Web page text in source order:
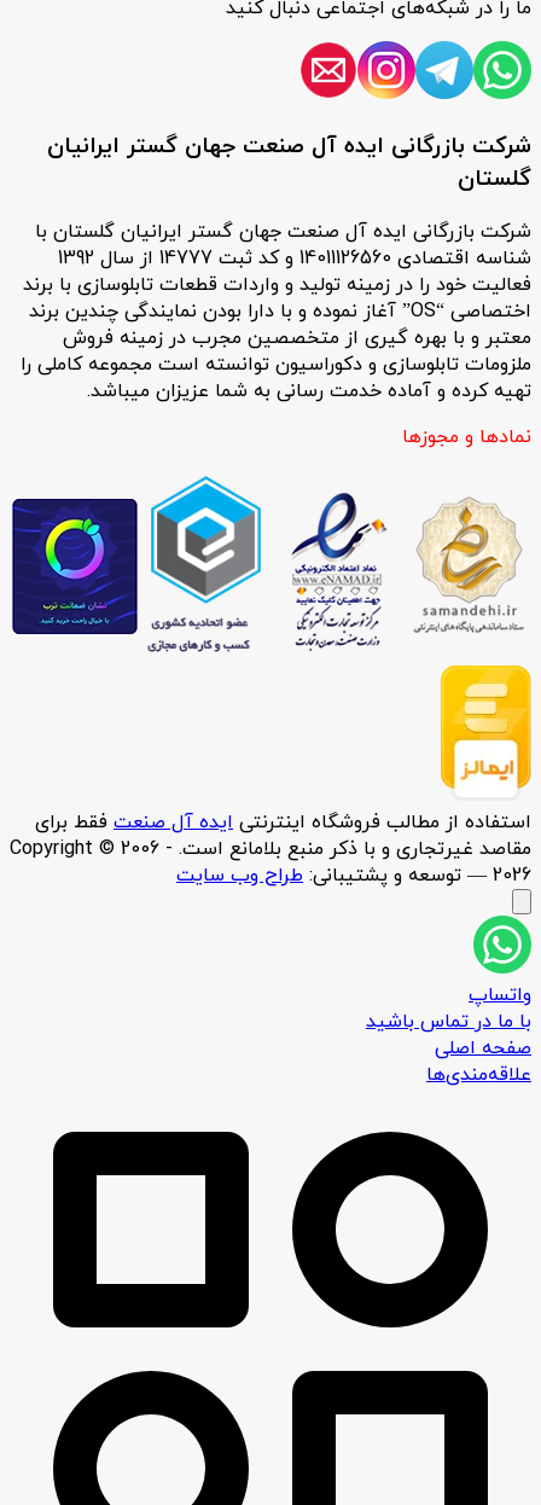
ما را در شبکه‌های اجتماعی دنبال کنید
شرکت بازرگانی ایده آل صنعت جهان گستر ایرانیان
گلستان
شرکت بازرگانی ایده آل صنعت جهان گستر ایرانیان گلستان با
شناسه اقتصادی 14011126560 و کد ثبت 14777 از سال 1392
فعالیت خود را در زمینه تولید و واردات قطعات تابلوسازی با برند
اختصاصی “OS” آغاز نموده و با دارا بودن نمایندگی چندین برند
معتبر و با بهره گیری از متخصصین مجرب در زمینه فروش
ملزومات تابلوسازی و دکوراسیون توانسته است مجموعه کاملی را
تهیه کرده و آماده خدمت رسانی به شما عزیزان میباشد.
نمادها و مجوزها
استفاده از مطالب فروشگاه اینترنتی ایده آل صنعت فقط برای
مقاصد غیرتجاری و با ذکر منبع بلامانع است. Copyright © 2006 -
2026 — توسعه و پشتیبانی:
طراح وب سایت
واتساپ
با ما در تماس باشید
صفحه اصلی
علاقه‌مندی‌ها